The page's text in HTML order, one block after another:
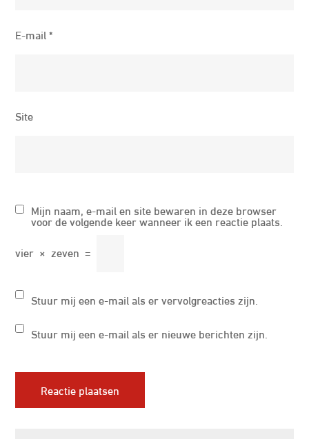
E-mail*
Site
Mijn naam, e-mail en site bewaren in deze browser
voor de volgende keer wanneer ik een reactie plaats.
vier × zeven =
Stuur mij een e-mail als er vervolgreacties zijn.
Stuur mij een e-mail als er nieuwe berichten zijn.